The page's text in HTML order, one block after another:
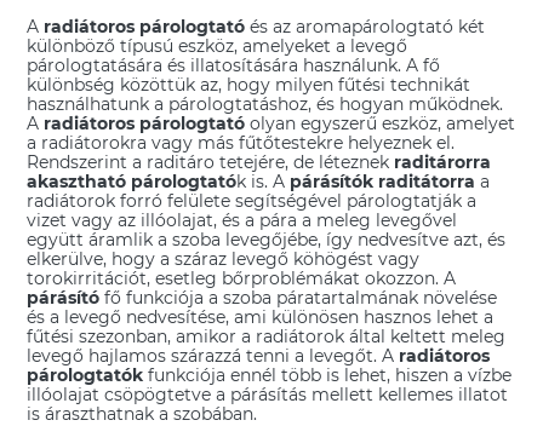
Szívcsakra ékszerek, ajándékok
Torokcsakra ékszerek, ajándékok
Vízöntő horoszkóp ajándékok
A radiátoros párologtató és azaromapárologtató két
különböző típusú eszköz, amelyeket a levegő
párologtatására és illatosítására használunk. A fő
különbség közöttük az, hogy milyen fűtési technikát
használhatunk a párologtatáshoz, és hogyan működnek.
A radiátoros párologtatóolyan egyszerű eszköz, amelyet
a radiátorokra vagy más fűtőtestekre helyeznek el.
Rendszerint a raditáro tetejére, de léteznek raditárorra
akasztható párologtatók is. A párásítók raditátorra a
radiátorok forró felülete segítségével párologtatják a
vizet vagy az illóolajat, és a pára a meleg levegővel
együtt áramlik a szoba levegőjébe, így nedvesítve azt, és
elkerülve, hogy a száraz levegő köhögést vagy
torokirritációt, esetleg bőrproblémákat okozzon. A
párásítófő funkciója a szoba páratartalmának növelése
és a levegő nedvesítése, ami különösen hasznos lehet a
fűtési szezonban, amikor a radiátorok által keltett meleg
levegő hajlamos szárazzá tenni a levegőt. A radiátoros
párologtatókfunkciója ennél több is lehet, hiszen a vízbe
illóolajat csöpögtetve a párásítás mellett kellemes illatot
is áraszthatnak a szobában.